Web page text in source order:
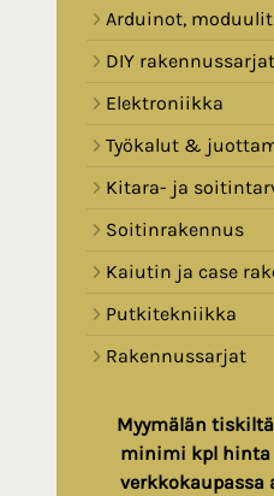
Arduinot,
DIY rakennussarjat /
Elektroniikka
Työkalut &
Kitara- ja
Soitinrakennus
Kaiutin ja case
Putkitekniikka
Rakennussarjat
Myymälän
minimi kpl hinta
verkkokaupassa